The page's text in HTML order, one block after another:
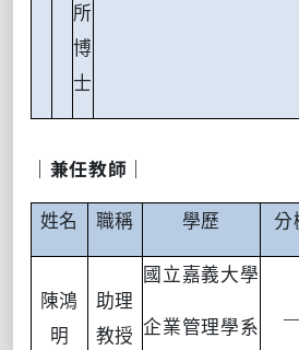
所
博
士
｜兼任教師｜
姓名 職稱 學歷 分
陳鴻
明
助理
教授
國立嘉義大學
企業管理學系